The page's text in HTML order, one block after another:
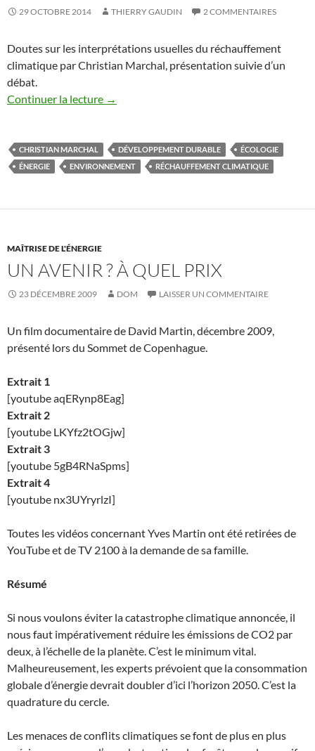
29 OCTOBRE 2014 THIERRY GAUDIN 2 COMMENTAIRES
Doutes sur les interprétations usuelles du réchauffement
climatique par Christian Marchal, présentation suivie d’un
débat.
Continuer la lecture →
CHRISTIAN MARCHAL DÉVELOPPEMENT DURABLE
ÉCOLOGIE
ÉNERGIE
ENVIRONNEMENT RÉCHAUFFEMENT CLIMATIQUE
MAÎTRISE DE L'ÉNERGIE
UN AVENIR ? À QUEL PRIX
23 DÉCEMBRE 2009 DOM LAISSER UN COMMENTAIRE
Un film documentaire de David Martin, décembre 2009,
présenté lors du Sommet de Copenhague.
Extrait 1
[youtube aqERynp8Eag]
Extrait 2
[youtube LKYfz2tOGjw]
Extrait 3
[youtube 5gB4RNaSpms]
Extrait 4
[youtube nx3UYryrlzI]
Toutes les vidéos concernant Yves Martin ont été retirées de
YouTube et de TV 2100 à la demande de sa famille.
Résumé
Si nous voulons éviter la catastrophe climatique annoncée, il
nous faut impérativement réduire les émissions de CO2 par
deux, à l’échelle de la planète. C’est le minimum vital.
Malheureusement, les experts prévoient que la consommation
globale d’énergie devrait doubler d’ici l’horizon 2050. C’est la
quadrature du cercle.
Les menaces de conflits climatiques se font de plus en plus